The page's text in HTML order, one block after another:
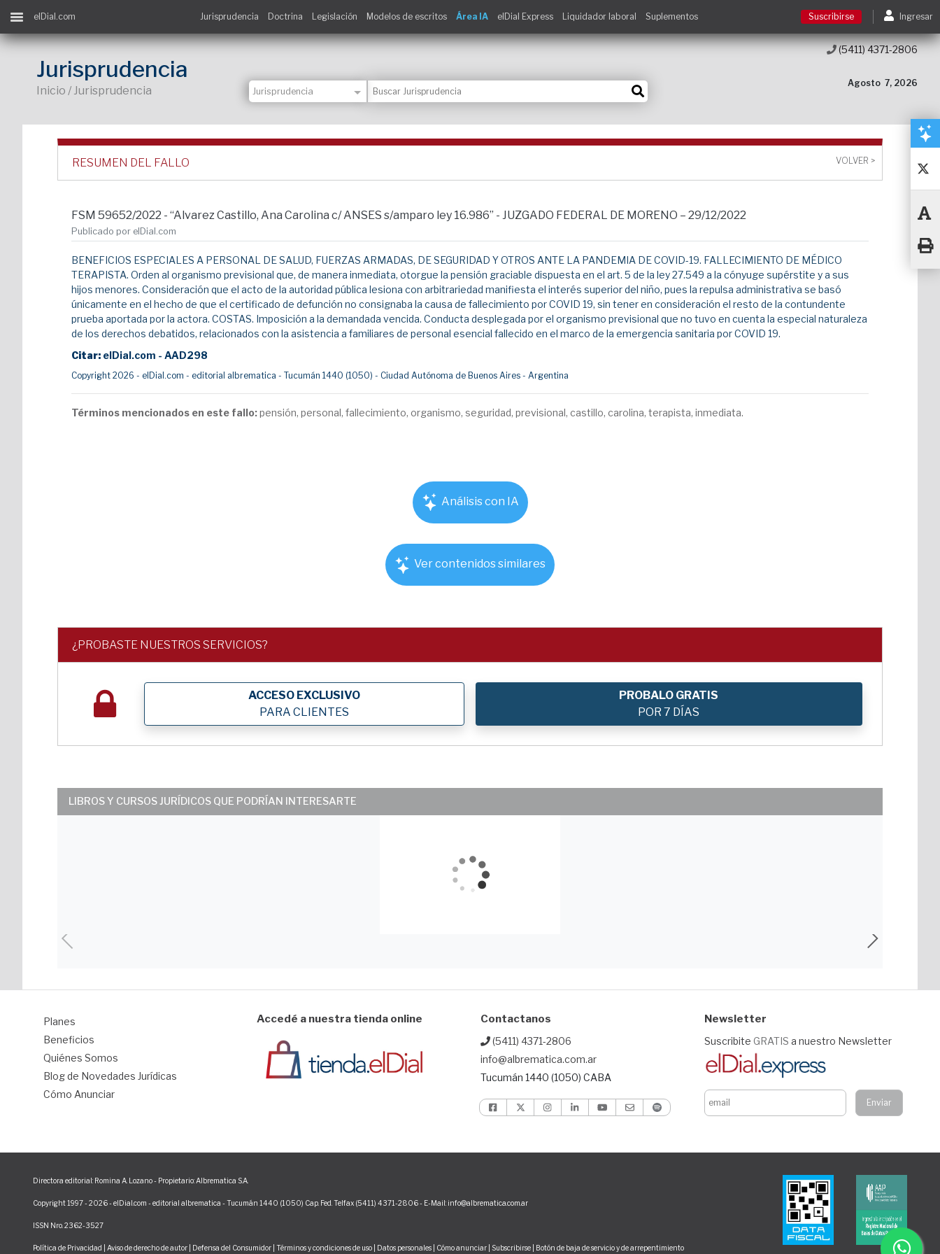
Suscribirse
Acceso a cursos
elDial.com Jurisprudencia Doctrina Legislación Modelos de escritos Área IA elDial Express Liquidador laboral Suplementos Suscribirse Ingresar
Jurisprudencia
Inicio / Jurisprudencia
Agosto 7, 2026
(5411) 4371-2806
RESUMEN DEL FALLO VOLVER >
FSM 59652/2022 - “Alvarez Castillo, Ana Carolina c/ ANSES s/amparo ley 16.986” - JUZGADO FEDERAL DE MORENO – 29/12/2022
Publicado por elDial.com
BENEFICIOS ESPECIALES A PERSONAL DE SALUD, FUERZAS ARMADAS, DE SEGURIDAD Y OTROS ANTE LA PANDEMIA DE COVID-19. FALLECIMIENTO DE MÉDICO
TERAPISTA. Orden al organismo previsional que, de manera inmediata, otorgue la pensión graciable dispuesta en el art. 5 de la ley 27.549 a la cónyuge supérstite y a sus
hijos menores. Consideración que el acto de la autoridad pública lesiona con arbitrariedad manifiesta el interés superior del niño, pues la repulsa administrativa se basó
únicamente en el hecho de que el certificado de defunción no consignaba la causa de fallecimiento por COVID 19, sin tener en consideración el resto de la contundente
prueba aportada por la actora. COSTAS. Imposición a la demandada vencida. Conducta desplegada por el organismo previsional que no tuvo en cuenta la especial naturaleza
de los derechos debatidos, relacionados con la asistencia a familiares de personal esencial fallecido en el marco de la emergencia sanitaria por COVID 19.
Citar: elDial.com - AAD298
Copyright 2026 - elDial.com - editorial albrematica - Tucumán 1440 (1050) - Ciudad Autónoma de Buenos Aires - Argentina
Términos mencionados en este fallo:pensión, personal, fallecimiento, organismo, seguridad, previsional, castillo, carolina, terapista, inmediata.
Análisis con IA
Ver contenidos similares
¿PROBASTE NUESTROS SERVICIOS?
ACCESO EXCLUSIVO
PARA CLIENTES
PROBALO GRATIS
POR 7 DÍAS
LIBROS Y CURSOS JURÍDICOS QUE PODRÍAN INTERESARTE
Planes
Beneficios
Quiénes Somos
Blog de Novedades Jurídicas
Cómo Anunciar
Accedé a nuestra tienda online Contactanos
(5411) 4371-2806
info@albrematica.com.ar
Tucumán 1440 (1050) CABA
Newsletter
Suscribite GRATIS a nuestro Newsletter
Directora editorial: Romina A. Lozano - Propietario: Albrematica S.A.
Copyright 1997 - 2026 - elDial.com - editorial albrematica - Tucumán 1440 (1050) Cap. Fed. Telfax (5411) 4371-2806 - E-Mail: info@albrematica.com.ar
ISSN Nro. 2362-3527
Política de Privacidad Aviso de derecho de autor Defensa del Consumidor Términos y condiciones de uso Datos personales Cómo anunciar Subscribirse Botón de baja de servicio y de arrepentimiento